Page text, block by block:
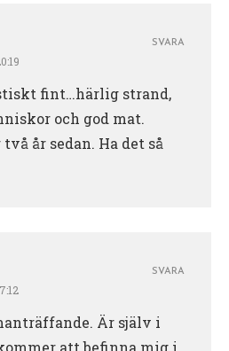
fint…härlig strand,
och god mat.
år sedan. Ha det så
SVARA
Är själv i
att befinna mig i
SVARA